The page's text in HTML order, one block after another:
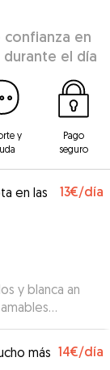
confianza en
el día
y
Pago
seguro
en las
13€/día
y blanca an
, me an
fotos estoy
seguro!!! ”
más 14€/día